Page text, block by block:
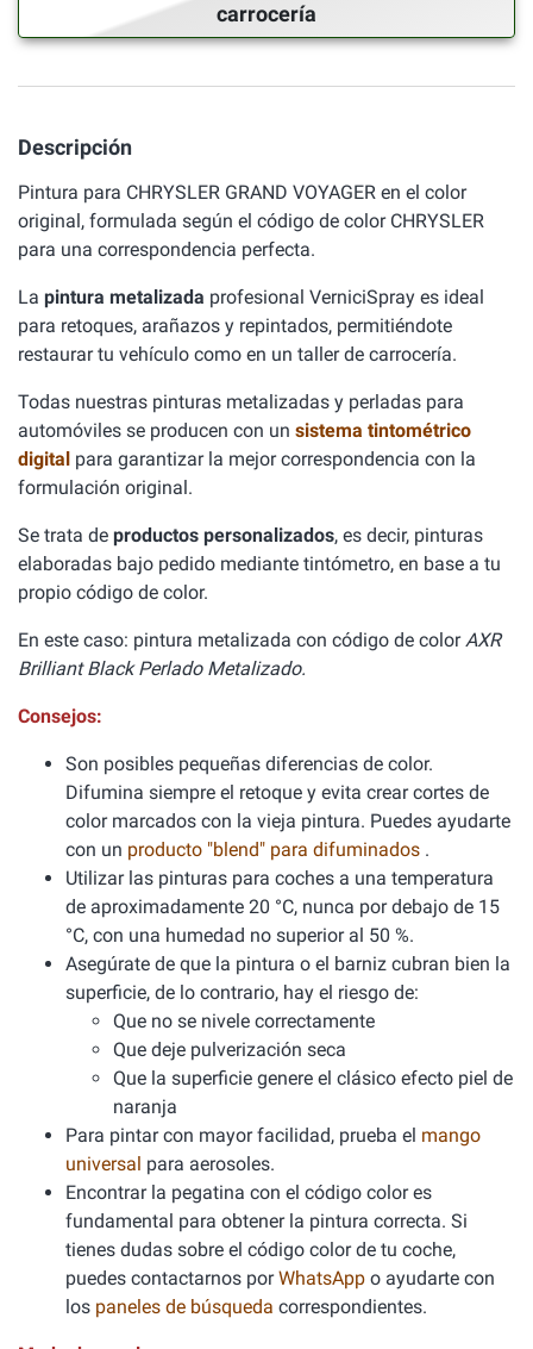
carrocería
Descripción
Pintura para CHRYSLER GRAND VOYAGER en el color
original, formulada según el código de color CHRYSLER
para una correspondencia perfecta.
La pintura metalizada profesional VerniciSpray es ideal
para retoques, arañazos y repintados, permitiéndote
restaurar tu vehículo como en un taller de carrocería.
Todas nuestras pinturas metalizadas y perladas para
automóviles se producen con un sistema tintométrico
digital para garantizar la mejor correspondencia con la
formulación original.
Se trata de productos personalizados, es decir, pinturas
elaboradas bajo pedido mediante tintómetro, en base a tu
propio código de color.
En este caso: pintura metalizada con código de colorAXR
Brilliant Black Perlado Metalizado.
Consejos:
Son posibles pequeñas diferencias de color.
Difumina siempre el retoque y evita crear cortes de
color marcados con la vieja pintura. Puedes ayudarte
con un producto "blend" para difuminados .
Utilizar las pinturas para coches a una temperatura
de aproximadamente 20 °C, nunca por debajo de 15
°C, con una humedad no superior al 50 %.
Asegúrate de que la pintura o el barniz cubran bien la
superficie, de lo contrario, hay el riesgo de:
Que no se nivele correctamente
Que deje pulverización seca
Que la superficie genere el clásico efecto piel de
naranja
Para pintar con mayor facilidad, prueba el mango
universal para aerosoles.
Encontrar la pegatina con el código color es
fundamental para obtener la pintura correcta. Si
tienes dudas sobre el código color de tu coche,
puedes contactarnos porWhatsApp o ayudarte con
los paneles de búsqueda correspondientes.